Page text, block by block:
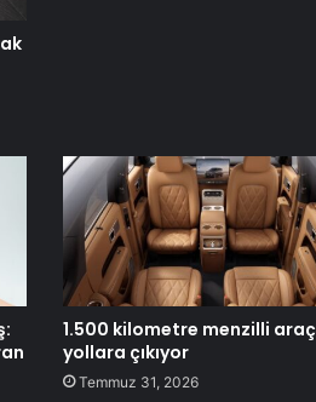
1.500 kilometre menzilli araç
yollara çıkıyor
Temmuz 31, 2026